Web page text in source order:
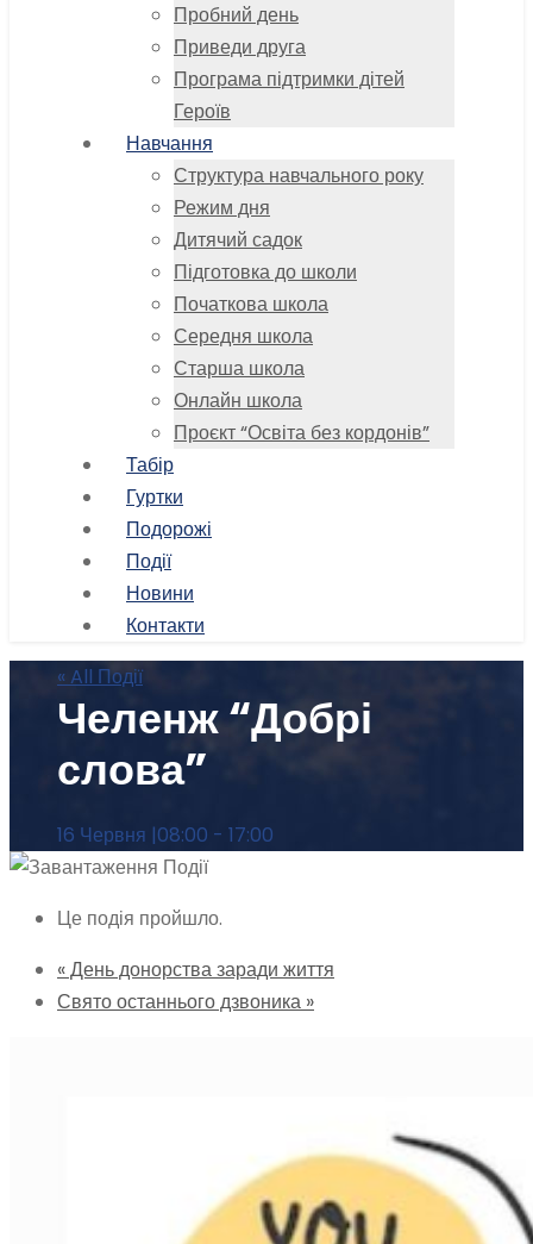
Пробний день
Приведи друга
Програма підтримки дітей
Героїв
Навчання
Структура навчального року
Режим дня
Дитячий садок
Підготовка до школи
Початкова школа
Середня школа
Старша школа
Онлайн школа
Проєкт “Освіта без кордонів”
Табір
Гуртки
Подорожі
Події
Новини
Контакти
« All Події
Челенж “Добрі
слова”
16 Червня |08:00 - 17:00
Це подія пройшло.
«День донорства заради життя
Свято останнього дзвоника »